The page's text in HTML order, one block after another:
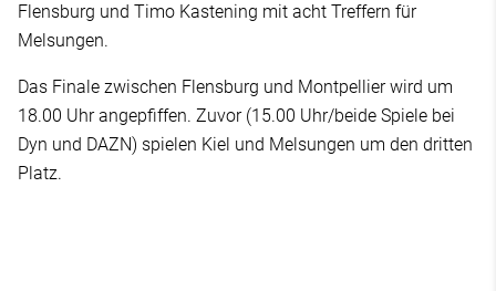
Flensburg und Timo Kastening mit acht Treffern für
Melsungen.
Das Finale zwischen Flensburg und Montpellier wird um
18.00 Uhr angepfiffen. Zuvor (15.00 Uhr/beide Spiele bei
Dyn und DAZN) spielen Kiel und Melsungen um den dritten
Platz.